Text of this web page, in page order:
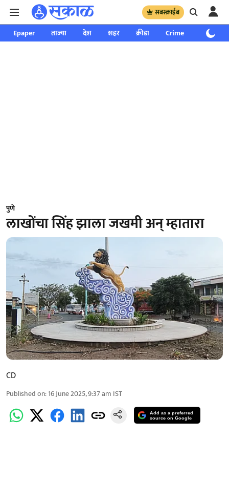
सबस्क्राईब
Epaper ताज्या देश शहर क्रीडा Crime साप्ताहिक
पुणे
लाखोंचा सिंह झाला जखमी अन् म्हातारा
CD
Published on:16 June 2025, 9:37 am IST
Add as a preferred
source on Google